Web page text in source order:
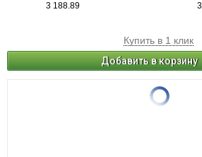
3 188.89
Купить в 1 клик
Добавить в корзину